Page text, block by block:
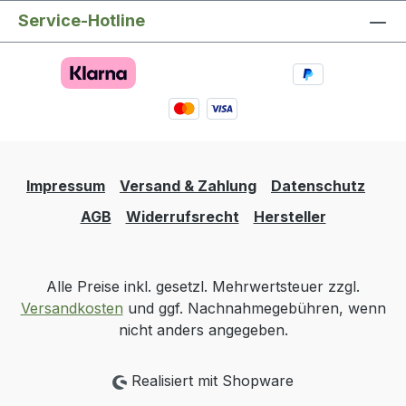
Service-Hotline
Impressum Versand & Zahlung
Datenschutz
AGB
Widerrufsrecht Hersteller
Alle Preise inkl. gesetzl. Mehrwertsteuer zzgl.
Versandkosten und ggf. Nachnahmegebühren, wenn
nicht anders angegeben.
Realisiert mit Shopware